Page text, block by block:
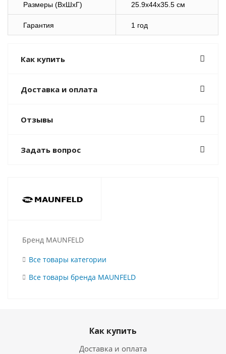
Размеры (ВхШхГ) 25.9х44х35.5 см
Гарантия 1 год
Как купить
Доставка и оплата
Отзывы
Задать вопрос
Бренд MAUNFELD
Все товары категории
Все товары бренда MAUNFELD
Как купить
Доставка и оплата